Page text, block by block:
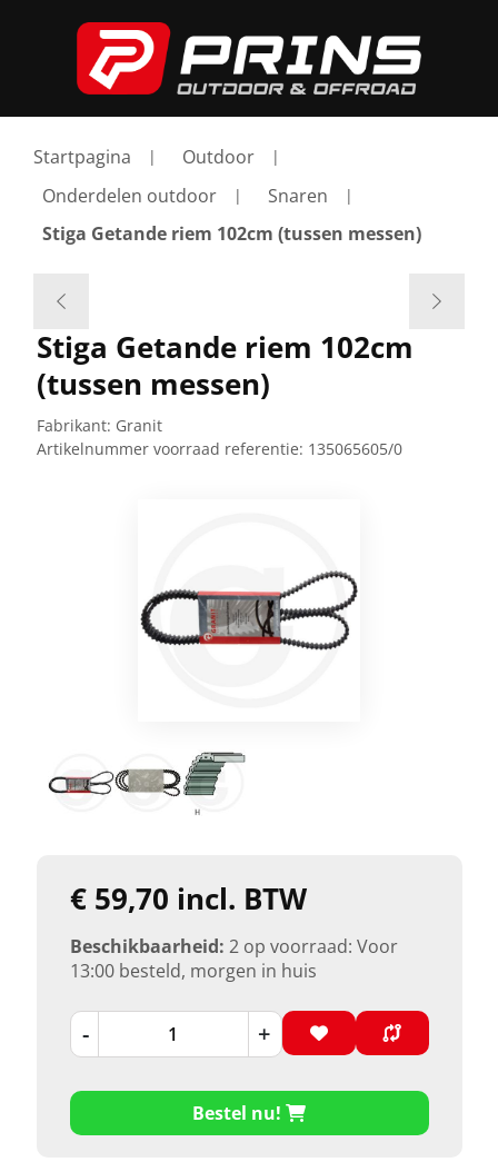
Startpagina
Outdoor
Onderdelen outdoor
Snaren
Stiga Getande riem 102cm (tussen messen)
Stiga Getande riem 102cm
(tussen messen)
Fabrikant: Granit
Artikelnummer voorraad referentie: 135065605/0
€ 59,70 incl. BTW
Beschikbaarheid: 2 op voorraad: Voor
13:00 besteld, morgen in huis
- +
Bestel nu!